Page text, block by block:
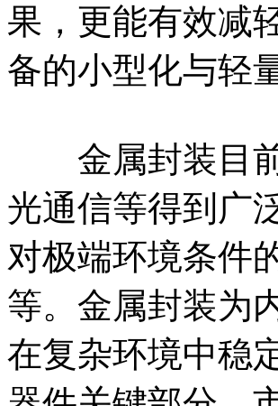
果，更能有效减
备的小型化与轻
金属封装目前
光通信等得到广
对极端环境条件
等。金属封装为
在复杂环境中稳